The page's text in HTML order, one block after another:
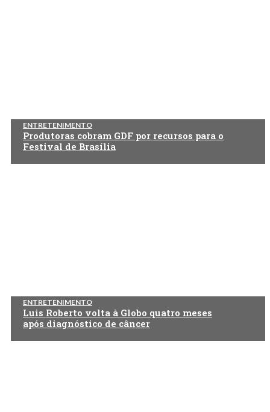
ENTRETENIMENTO
Produtoras cobram GDF por recursos para o
Festival de Brasília
ENTRETENIMENTO
Luis Roberto volta à Globo quatro meses
após diagnóstico de câncer